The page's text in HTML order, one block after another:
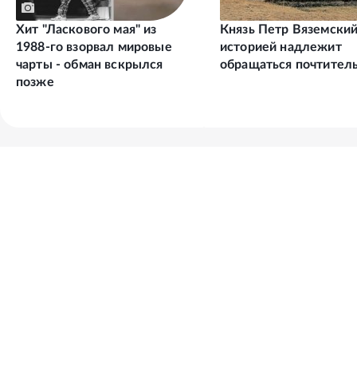
Хит "Ласкового мая" из
1988-го взорвал мировые
чарты - обман вскрылся
позже
Князь Петр
историей надлежит
обращаться